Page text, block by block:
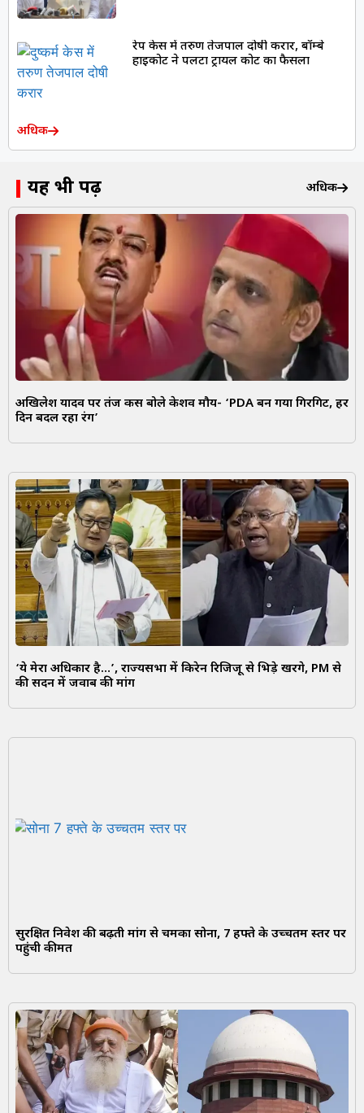
रेप केस में तरुण तेजपाल दोषी करार, बॉम्बे
हाईकोर्ट ने पलटा ट्रायल कोर्ट का फैसला
अधिक
यह भी पढ़ें अधिक
अखिलेश यादव पर तंज कस बोले केशव मौर्य- ‘PDA बन गया गिरगिट, हर
दिन बदल रहा रंग’
‘ये मेरा अधिकार है…’, राज्यसभा में किरेन रिजिजू से भिड़े खरगे, PM से
की सदन में जवाब की मांग
सुरक्षित निवेश की बढ़ती मांग से चमका सोना, 7 हफ्ते के उच्चतम स्तर पर
पहुंची कीमत